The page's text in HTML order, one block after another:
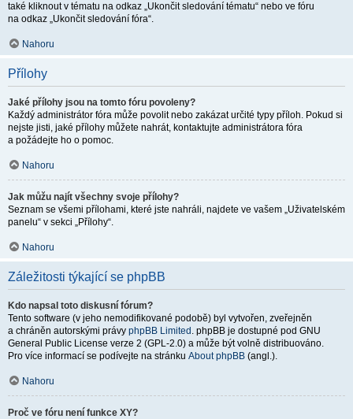
také kliknout v tématu na odkaz „Ukončit sledování tématu“ nebo ve fóru
na odkaz „Ukončit sledování fóra“.
Nahoru
Přílohy
Jaké přílohy jsou na tomto fóru povoleny?
Každý administrátor fóra může povolit nebo zakázat určité typy příloh. Pokud si
nejste jisti, jaké přílohy můžete nahrát, kontaktujte administrátora fóra
a požádejte ho o pomoc.
Nahoru
Jak můžu najít všechny svoje přílohy?
Seznam se všemi přílohami, které jste nahráli, najdete ve vašem „Uživatelském
panelu“ v sekci „Přílohy“.
Nahoru
Záležitosti týkající se phpBB
Kdo napsal toto diskusní fórum?
Tento software (v jeho nemodifikované podobě) byl vytvořen, zveřejněn
a chráněn autorskými právy phpBB Limited . phpBB je dostupné pod GNU
General Public License verze 2 (GPL-2.0) a může být volně distribuováno.
Pro více informací se podívejte na stránku About phpBB (angl.).
Nahoru
Proč ve fóru není funkce XY?